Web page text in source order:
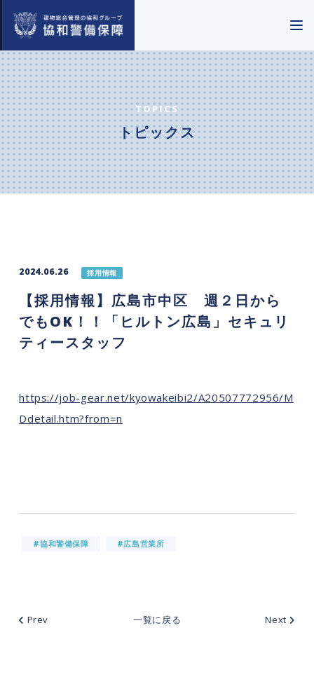
TOPICS
トピックス
2024.06.26 採用情報
【採用情報】広島市中区 週２日から
でもOK！！「ヒルトン広島」セキュリ
ティースタッフ
https://job-gear.net/kyowakeibi2/A20507772956/M
Ddetail.htm?from=n
#協和警備保障 #広島営業所
Prev 一覧に戻る Next